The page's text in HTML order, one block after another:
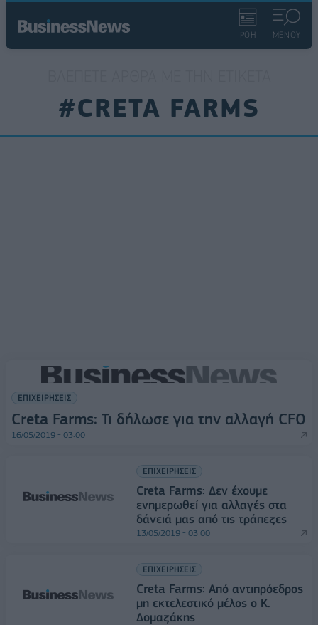
ΡΟΗ ΜΕΝΟΥ
#CRETA FARMS
ΕΠΙΧΕΙΡΗΣΕΙΣ
Creta Farms: Τι δήλωσε για την αλλαγή CFO
16/05/2019 - 03:00
ΕΠΙΧΕΙΡΗΣΕΙΣ
Creta Farms: Δεν έχουμε
ενημερωθεί για αλλαγές στα
δάνειά μας από τις τράπεζες
13/05/2019 - 03:00
ΕΠΙΧΕΙΡΗΣΕΙΣ
Creta Farms: Από αντιπρόεδρος
μη εκτελεστικό μέλος ο Κ.
Δομαζάκης